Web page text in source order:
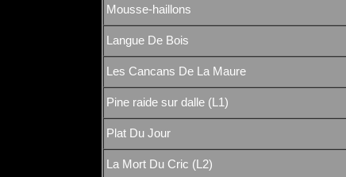
Mousse-haillons
Langue De Bois
Les Cancans De La Maure
Pine raide sur dalle (L1)
Plat Du Jour
La Mort Du Cric (L2)